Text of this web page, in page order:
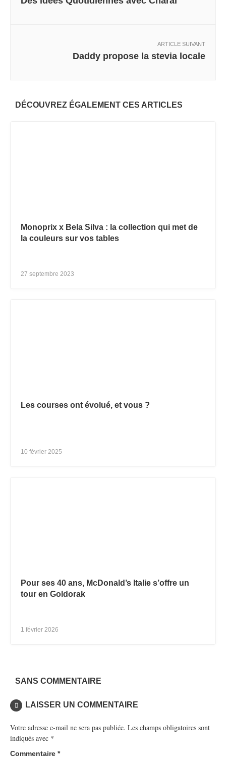
ARTICLE SUIVANT
Daddy propose la stevia locale
DÉCOUVREZ ÉGALEMENT CES ARTICLES
Monoprix x Bela Silva : la collection qui met de
la couleurs sur vos tables
27 septembre 2023
Les courses ont évolué, et vous ?
10 février 2025
Pour ses 40 ans, McDonald’s Italie s’offre un
tour en Goldorak
1 février 2026
SANS COMMENTAIRE
LAISSER UN COMMENTAIRE
Votre adresse e-mail ne sera pas publiée. Les champs obligatoires sont
indiqués avec *
Commentaire *